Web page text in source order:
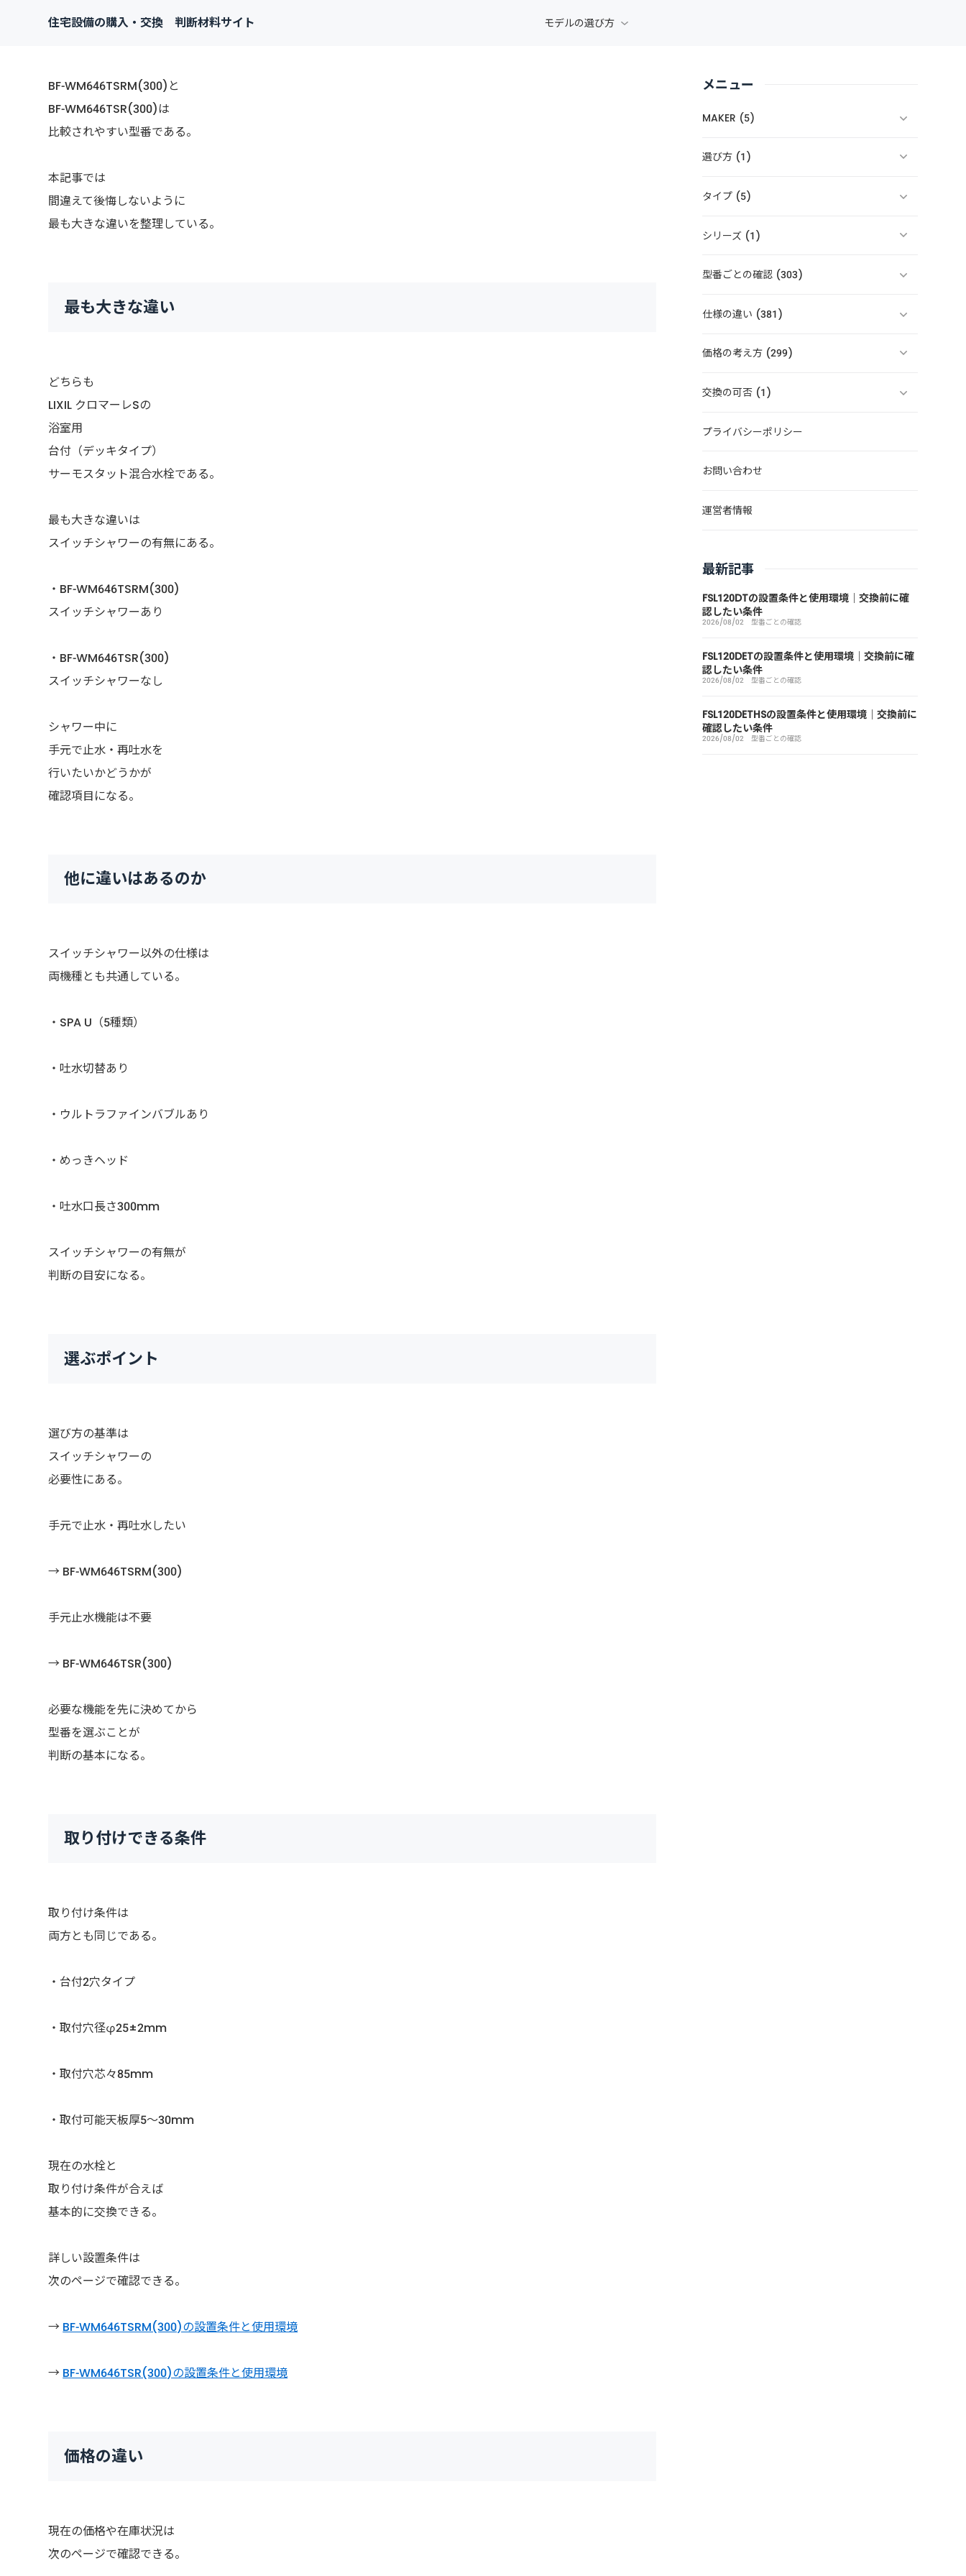
住宅設備の購入・交換 判断材料サイト モデルの選び方
BF-WM646TSRM(300)と
BF-WM646TSR(300)は
比較されやすい型番である。
本記事では
間違えて後悔しないように
最も大きな違いを整理している。
最も大きな違い
どちらも
LIXIL クロマーレSの
浴室用
台付（デッキタイプ）
サーモスタット混合水栓である。
最も大きな違いは
スイッチシャワーの有無にある。
・BF-WM646TSRM(300)
スイッチシャワーあり
・BF-WM646TSR(300)
スイッチシャワーなし
シャワー中に
手元で止水・再吐水を
行いたいかどうかが
確認項目になる。
他に違いはあるのか
スイッチシャワー以外の仕様は
両機種とも共通している。
・SPA U（5種類）
・吐水切替あり
・ウルトラファインバブルあり
・めっきヘッド
・吐水口長さ300mm
スイッチシャワーの有無が
判断の目安になる。
選ぶポイント
選び方の基準は
スイッチシャワーの
必要性にある。
手元で止水・再吐水したい
→ BF-WM646TSRM(300)
手元止水機能は不要
→ BF-WM646TSR(300)
必要な機能を先に決めてから
型番を選ぶことが
判断の基本になる。
取り付けできる条件
取り付け条件は
両方とも同じである。
・台付2穴タイプ
・取付穴径φ25±2mm
・取付穴芯々85mm
・取付可能天板厚5～30mm
現在の水栓と
取り付け条件が合えば
基本的に交換できる。
詳しい設置条件は
次のページで確認できる。
→ BF-WM646TSRM(300)の設置条件と使用環境
→ BF-WM646TSR(300)の設置条件と使用環境
価格の違い
現在の価格や在庫状況は
次のページで確認できる。
メニュー
MAKER (5)
選び方 (1)
タイプ (5)
シリーズ (1)
型番ごとの確認 (303)
仕様の違い (381)
価格の考え方 (299)
交換の可否 (1)
プライバシーポリシー
お問い合わせ
運営者情報
最新記事
FSL120DTの設置条件と使用環境｜交換前に確
認したい条件
2026/08/02 型番ごとの確認
FSL120DETの設置条件と使用環境｜交換前に確
認したい条件
2026/08/02 型番ごとの確認
FSL120DETHSの設置条件と使用環境｜交換前に
確認したい条件
2026/08/02 型番ごとの確認